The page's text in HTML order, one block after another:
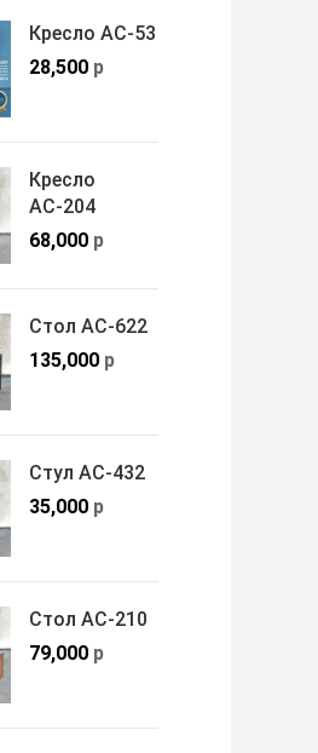
Кресло АС-53
28,500р
Кресло
АС-204
68,000р
Стол АС-622
135,000р
Стул АС-432
35,000р
Стол АС-210
79,000р